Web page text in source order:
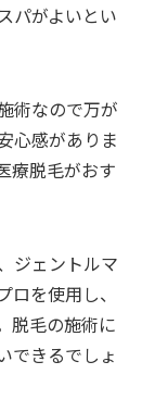
パがよいとい
術なので万が
心感がありま
療脱毛がおす
ジェントルマ
を使用し、
脱毛の施術に
できるでしょ